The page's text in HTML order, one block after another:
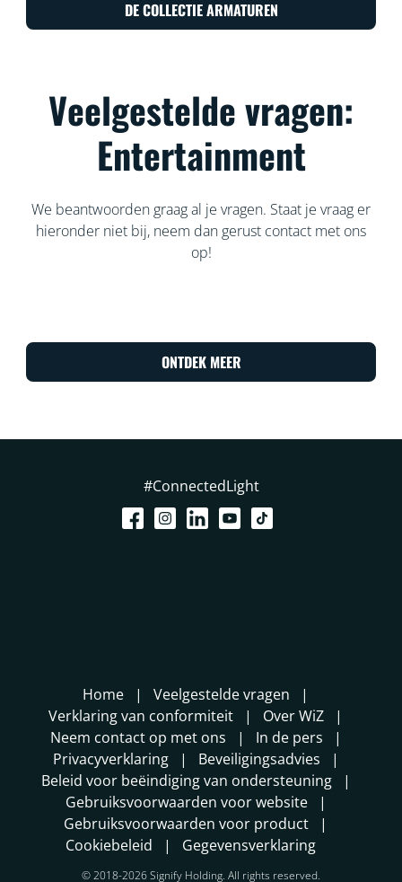
DE COLLECTIE ARMATUREN
Veelgestelde vragen:
Entertainment
We beantwoorden graag al je vragen. Staat je vraag er
hieronder niet bij, neem dan gerust contact met ons
op!
ONTDEK MEER
#ConnectedLight
Home
Veelgestelde vragen
Verklaring van conformiteit
Over WiZ
Neem contact op met ons
In de pers
Privacyverklaring
Beveiligingsadvies
Beleid voor beëindiging van ondersteuning
Gebruiksvoorwaarden voor website
Gebruiksvoorwaarden voor product
Cookiebeleid
Gegevensverklaring
© 2018-2026 Signify Holding. All rights reserved.